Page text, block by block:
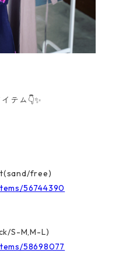
テム 👇✨
free)
56744390
S-M,M-L)
58698077